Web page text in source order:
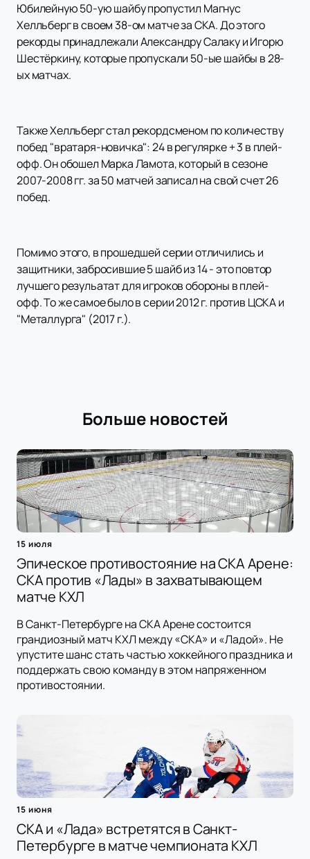
Юбилейную 50-ую шайбу пропустил Магнус
Хелльберг в своем 38-ом матче за СКА. До этого
рекорды принадлежали Александру Салаку и Игорю
Шестёркину, которые пропускали 50-ые шайбы в 28-
ых матчах.
Также Хелльберг стал рекордсменом по количеству
побед "вратаря-новичка": 24 в регулярке + 3 в плей-
офф. Он обошел Марка Ламота, который в сезоне
2007-2008 гг. за 50 матчей записал на свой счет 26
побед.
Помимо этого, в прошедшей серии отличились и
защитники, забросившие 5 шайб из 14 - это повтор
лучшего резульатат для игроков обороны в плей-
офф. То же самое было в серии 2012 г. против ЦСКА и
"Металлурга" (2017 г.).
Больше новостей
15 июля
Эпическое противостояние на СКА Арене:
СКА против «Лады» в захватывающем
матче КХЛ
В Санкт-Петербурге на СКА Арене состоится
грандиозный матч КХЛ между «СКА» и «Ладой». Не
упустите шанс стать частью хоккейного праздника и
поддержать свою команду в этом напряженном
противостоянии.
15 июня
СКА и «Лада» встретятся в Санкт-
Петербурге в матче чемпионата КХЛ